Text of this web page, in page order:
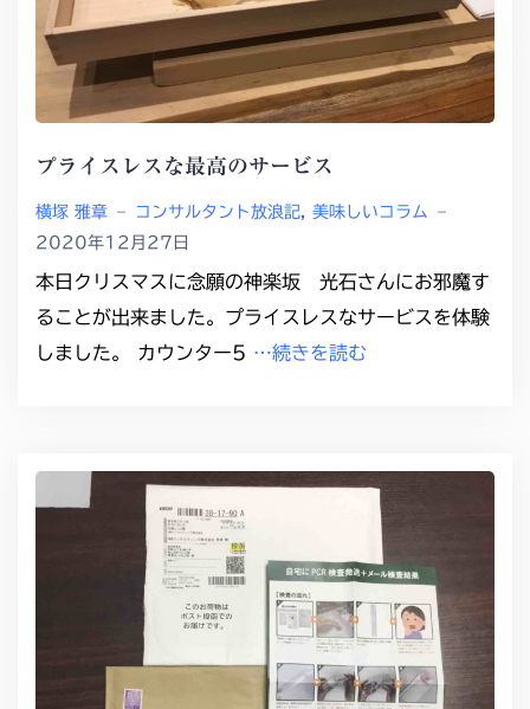
プライスレスな最高のサービス
横塚 雅章 – コンサルタント放浪記, 美味しいコラム
–
2020年12月27日
本日クリスマスに念願の神楽坂 光石さんにお邪魔す
ることが出来ました。プライスレスなサービスを体験
しました。 カウンター5 …続きを読む